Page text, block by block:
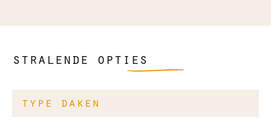
stralende opties
type daken